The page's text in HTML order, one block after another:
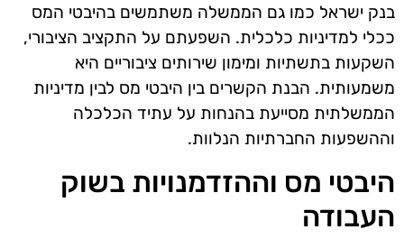
בנק ישראל כמו גם הממשלה משתמשים בהיבטי המס
ככלי למדיניות כלכלית. השפעתם על התקציב הציבורי,
השקעות בתשתיות ומימון שירותים ציבוריים היא
משמעותית. הבנת הקשרים בין היבטי מס לבין מדיניות
הממשלתית מסייעת בהנחות על עתיד הכלכלה
וההשפעות החברתיות הנלוות.
היבטי מס וההזדמנויות בשוק
העבודה